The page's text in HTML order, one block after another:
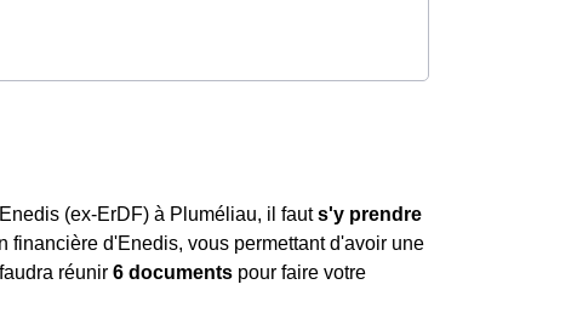
(ex-ErDF) à Pluméliau, il fauts'y prendre
financière d'Enedis, vous permettant d'avoir une
réunir 6 documents pour faire votre